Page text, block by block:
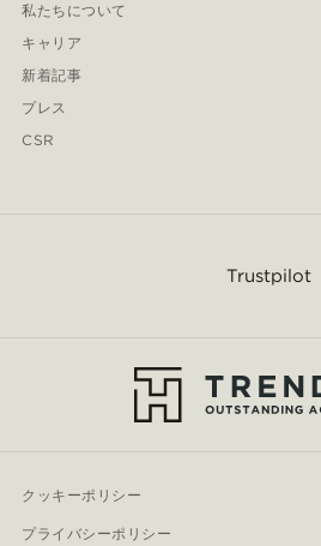
私たちについて
キャリア
新着記事
プレス
CSR
Trustpilot
クッキーポリシー
プライバシーポリシー